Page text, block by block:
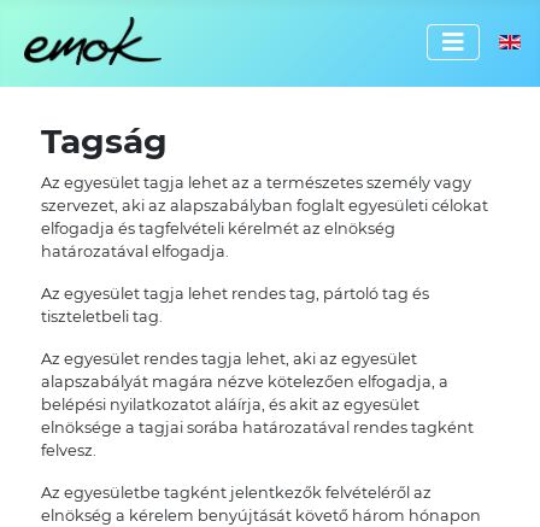
Tagság
Az egyesület tagja lehet az a természetes személy vagy
szervezet, aki az alapszabályban foglalt egyesületi célokat
elfogadja és tagfelvételi kérelmét az elnökség
határozatával elfogadja.
Az egyesület tagja lehet rendes tag, pártoló tag és
tiszteletbeli tag.
Az egyesület rendes tagja lehet, aki az egyesület
alapszabályát magára nézve kötelezően elfogadja, a
belépési nyilatkozatot aláírja, és akit az egyesület
elnöksége a tagjai sorába határozatával rendes tagként
felvesz.
Az egyesületbe tagként jelentkezők felvételéről az
elnökség a kérelem benyújtását követő három hónapon